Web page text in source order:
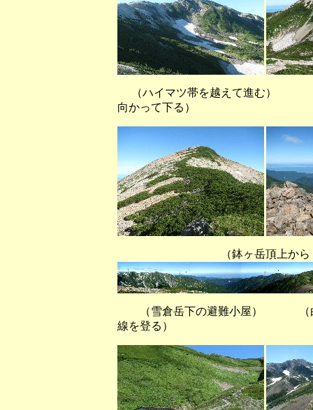
（ハイマツ帯を越えて進む
向かって下る）
（鉢ヶ岳頂上から３６０度
（雪倉岳下の避難小屋） （白
線を登る）